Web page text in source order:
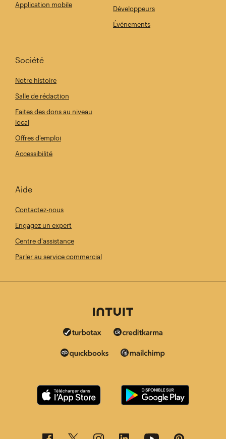
Application mobile
Développeurs
Événements
Société
Notre histoire
Salle de rédaction
Faites des dons au niveau
local
Offres d'emploi
Accessibilité
Aide
Contactez-nous
Engagez un expert
Centre d'assistance
Parler au service commercial